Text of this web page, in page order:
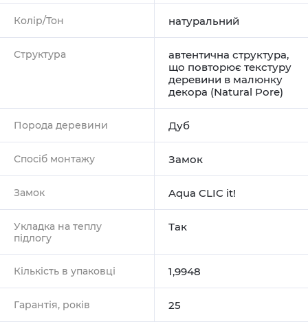
Колір/Тон натуральний
Структура
автентична структура,
що повторює текстуру
деревини в малюнку
декора (Natural Pore)
Порода деревини Дуб
Спосіб монтажу Замок
Замок Aqua CLIC it!
Укладка на теплу
підлогу
Так
Кількість в упаковці 1,9948
Гарантія, років 25